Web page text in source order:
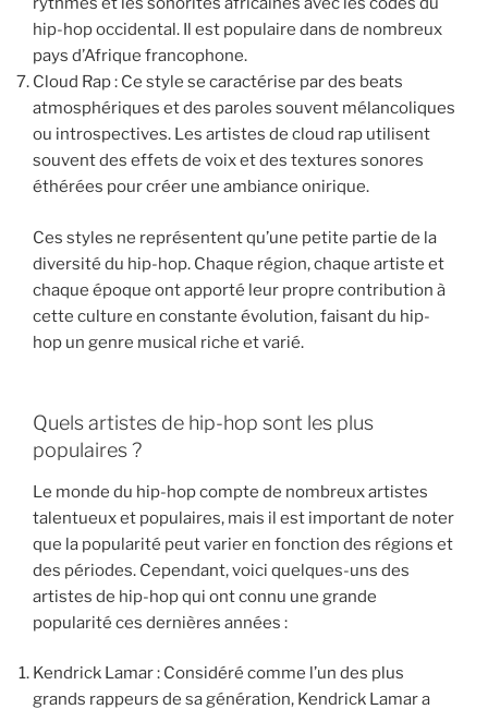
hip-hop occidental. Il est populaire dans de nombreux
pays d’Afrique francophone.
Cloud Rap : Ce style se caractérise par des beats
atmosphériques et des paroles souvent mélancoliques
ou introspectives. Les artistes de cloud rap utilisent
souvent des effets de voix et des textures sonores
éthérées pour créer une ambiance onirique.
Ces styles ne représentent qu’une petite partie de la
diversité du hip-hop. Chaque région, chaque artiste et
chaque époque ont apporté leur propre contribution à
cette culture en constante évolution, faisant du hip-
hop un genre musical riche et varié.
Quels artistes de hip-hop sont les plus
populaires ?
Le monde du hip-hop compte de nombreux artistes
talentueux et populaires, mais il est important de noter
que la popularité peut varier en fonction des régions et
des périodes. Cependant, voici quelques-uns des
artistes de hip-hop qui ont connu une grande
popularité ces dernières années :
Kendrick Lamar : Considéré comme l’un des plus
grands rappeurs de sa génération, Kendrick Lamar a